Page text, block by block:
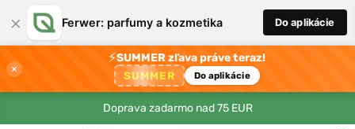
× Ferwer: parfumy a kozmetika Do aplikácie
×
⚡SUMMER zľava práve teraz!
SUMMER Do aplikácie
Doprava zadarmo nad 75 EUR